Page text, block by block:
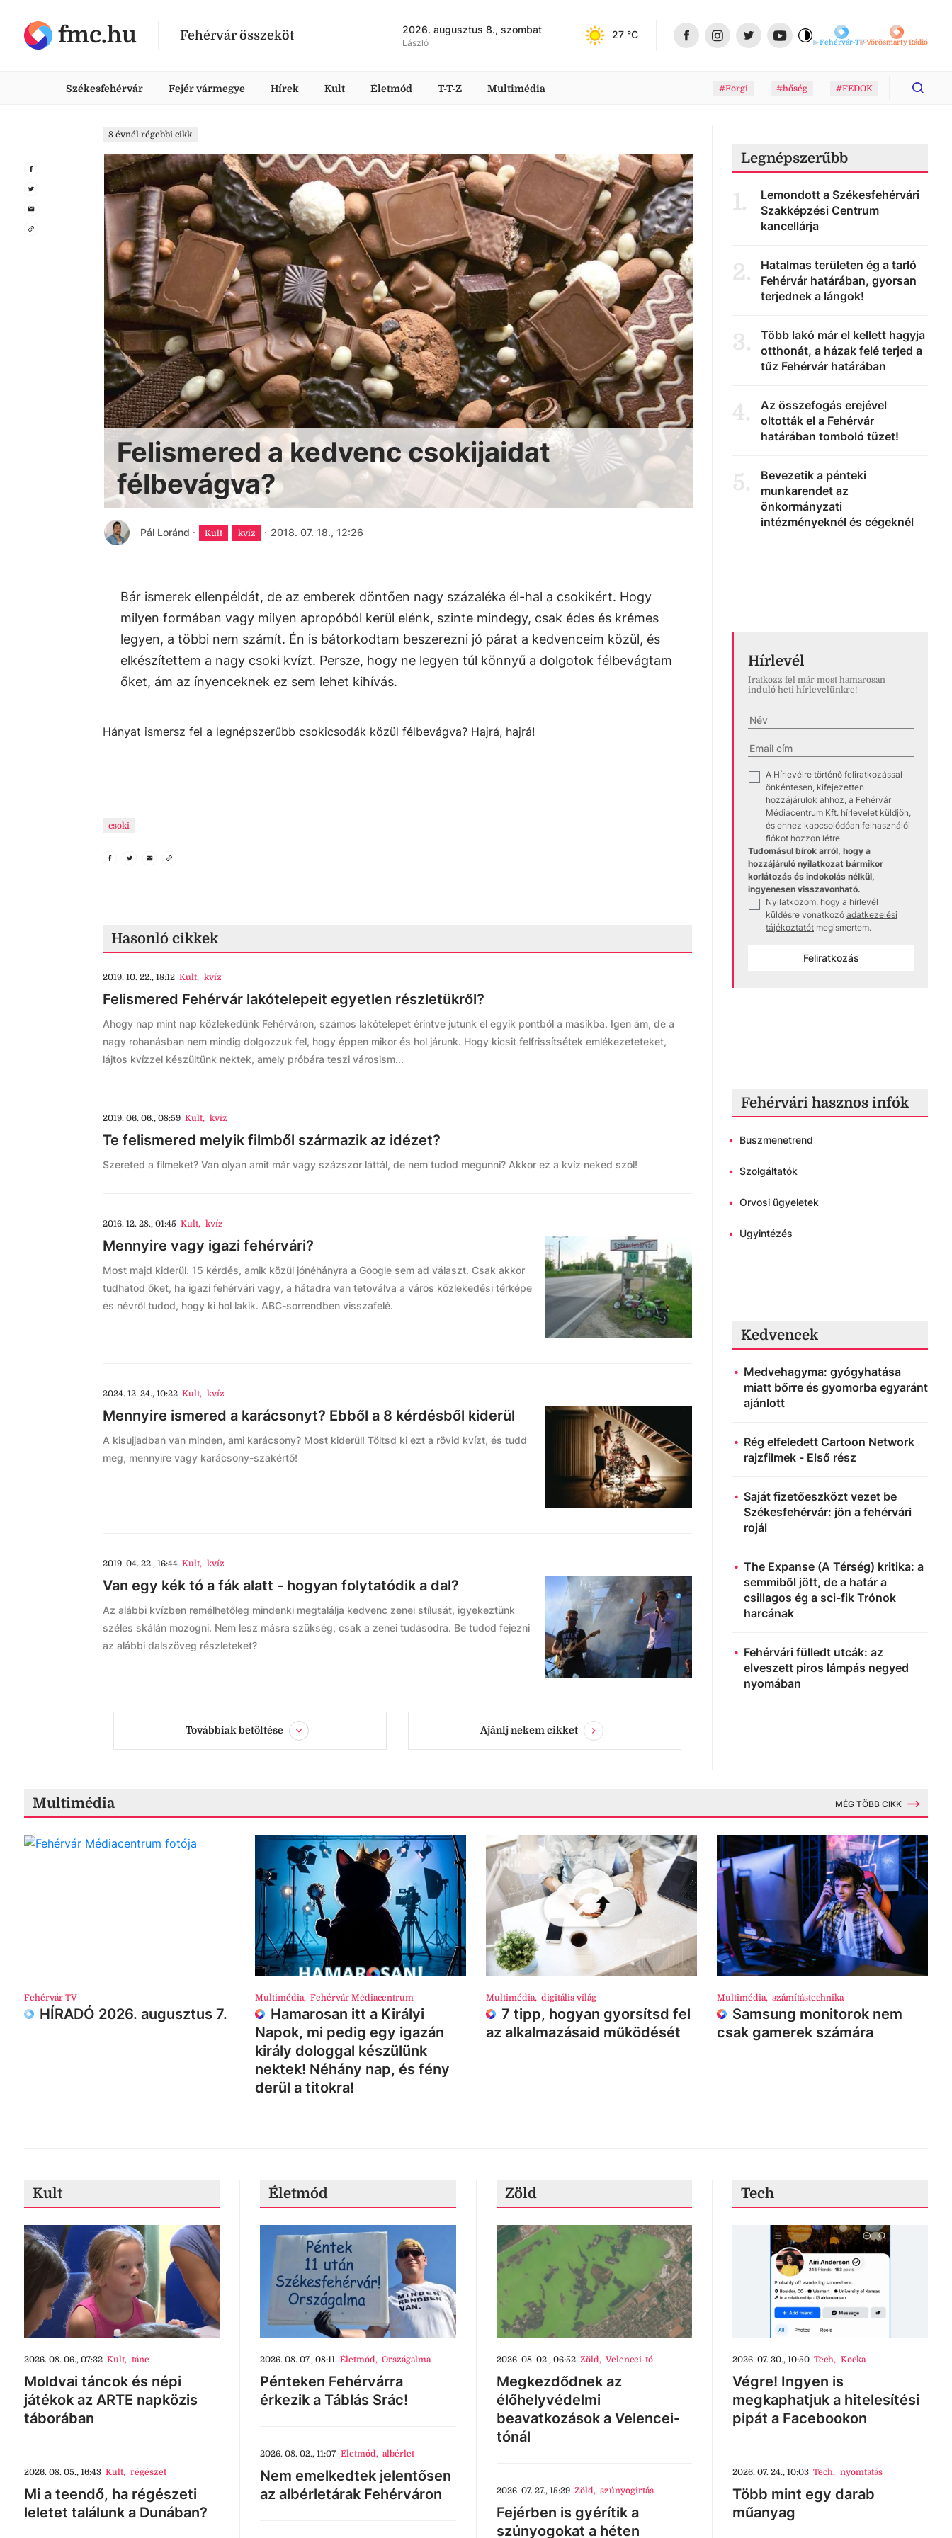
fmc.hu Fehérvár összeköt 2026. augusztus 8., szombat
László
27 °C
Fehérvár-TVVörösmarty Rádió
Székesfehérvár Fejér vármegye Hírek Kult Életmód T-T-Z Multimédia #Forgi #hőség #FEDOK
8 évnél régebbi cikk
Felismered a kedvenc csokijaidat
félbevágva?
Pál Loránd · Kult kvíz · 2018. 07. 18., 12:26
Bár ismerek ellenpéldát, de az emberek döntően nagy százaléka él-hal a csokikért. Hogy
milyen formában vagy milyen apropóból kerül elénk, szinte mindegy, csak édes és krémes
legyen, a többi nem számít. Én is bátorkodtam beszerezni jó párat a kedvenceim közül, és
elkészítettem a nagy csoki kvízt. Persze, hogy ne legyen túl könnyű a dolgotok félbevágtam
őket, ám az ínyenceknek ez sem lehet kihívás.
Hányat ismersz fel a legnépszerűbb csokicsodák közül félbevágva? Hajrá, hajrá!
csoki
Hasonló cikkek
2019. 10. 22., 18:12 Kult, kvíz
Felismered Fehérvár lakótelepeit egyetlen részletükről?
Ahogy nap mint nap közlekedünk Fehérváron, számos lakótelepet érintve jutunk el egyik pontból a másikba. Igen ám, de a
nagy rohanásban nem mindig dolgozzuk fel, hogy éppen mikor és hol járunk. Hogy kicsit felfrissítsétek emlékezeteteket,
lájtos kvízzel készültünk nektek, amely próbára teszi városism...
2019. 06. 06., 08:59 Kult, kvíz
Te felismered melyik filmből származik az idézet?
Szereted a filmeket? Van olyan amit már vagy százszor láttál, de nem tudod megunni? Akkor ez a kvíz neked szól!
2016. 12. 28., 01:45 Kult, kvíz
Mennyire vagy igazi fehérvári?
Most majd kiderül. 15 kérdés, amik közül jónéhányra a Google sem ad választ. Csak akkor
tudhatod őket, ha igazi fehérvári vagy, a hátadra van tetoválva a város közlekedési térképe
és névről tudod, hogy ki hol lakik. ABC-sorrendben visszafelé.
2024. 12. 24., 10:22 Kult, kvíz
Mennyire ismered a karácsonyt? Ebből a 8 kérdésből kiderül
A kisujjadban van minden, ami karácsony? Most kiderül! Töltsd ki ezt a rövid kvízt, és tudd
meg, mennyire vagy karácsony-szakértő!
2019. 04. 22., 16:44 Kult, kvíz
Van egy kék tó a fák alatt - hogyan folytatódik a dal?
Az alábbi kvízben remélhetőleg mindenki megtalálja kedvenc zenei stílusát, igyekeztünk
széles skálán mozogni. Nem lesz másra szükség, csak a zenei tudásodra. Be tudod fejezni
az alábbi dalszöveg részleteket?
Továbbiak betöltése Ajánlj nekem cikket
Legnépszerűbb
1.
Lemondott a Székesfehérvári
Szakképzési Centrum
kancellárja
2.
Hatalmas területen ég a tarló
Fehérvár határában, gyorsan
terjednek a lángok!
3.
Több lakó már el kellett hagyja
otthonát, a házak felé terjed a
tűz Fehérvár határában
4.
Az összefogás erejével
oltották el a Fehérvár
határában tomboló tüzet!
5.
Bevezetik a pénteki
munkarendet az
önkormányzati
intézményeknél és cégeknél
Hírlevél
Iratkozz fel már most hamarosan
induló heti hírlevelünkre!
✓
A Hírlevélre történő feliratkozással
önkéntesen, kifejezetten
hozzájárulok ahhoz, a Fehérvár
Médiacentrum Kft. hírlevelet küldjön,
és ehhez kapcsolódóan felhasználói
fiókot hozzon létre.
Tudomásul bírok arról, hogy a
hozzájáruló nyilatkozat bármikor
korlátozás és indokolás nélkül,
ingyenesen visszavonható.
✓
Nyilatkozom, hogy a hírlevél
küldésre vonatkozó adatkezelési
tájékoztatót megismertem.
Feliratkozás
Fehérvári hasznos infók
• Buszmenetrend
• Szolgáltatók
• Orvosi ügyeletek
• Ügyintézés
Kedvencek
Medvehagyma: gyógyhatása
miatt bőrre és gyomorba egyaránt
ajánlott
Rég elfeledett Cartoon Network
rajzfilmek - Első rész
Saját fizetőeszközt vezet be
Székesfehérvár: jön a fehérvári
rojál
The Expanse (A Térség) kritika: a
semmiből jött, de a határ a
csillagos ég a sci-fik Trónok
harcának
Fehérvári fülledt utcák: az
elveszett piros lámpás negyed
nyomában
Multimédia MÉG TÖBB CIKK
Fehérvár TV
HÍRADÓ 2026. augusztus 7.
Multimédia, Fehérvár Médiacentrum
Hamarosan itt a Királyi
Napok, mi pedig egy igazán
király dologgal készülünk
nektek! Néhány nap, és fény
derül a titokra!
Multimédia, digitális világ
7 tipp, hogyan gyorsítsd fel
az alkalmazásaid működését
Multimédia, számítástechnika
Samsung monitorok nem
csak gamerek számára
Kult
2026. 08. 06., 07:32 Kult, tánc
Moldvai táncok és népi
játékok az ARTE napközis
táborában
2026. 08. 05., 16:43 Kult, régészet
Mi a teendő, ha régészeti
leletet találunk a Dunában?
Életmód
2026. 08. 07., 08:11 Életmód, Országalma
Pénteken Fehérvárra
érkezik a Táblás Srác!
2026. 08. 02., 11:07 Életmód, albérlet
Nem emelkedtek jelentősen
az albérletárak Fehérváron
Zöld
2026. 08. 02., 06:52 Zöld, Velencei-tó
Megkezdődnek az
élőhelyvédelmi
beavatkozások a Velencei-
tónál
2026. 07. 27., 15:29 Zöld, szúnyogirtás
Fejérben is gyérítik a
szúnyogokat a héten
Tech
2026. 07. 30., 10:50 Tech, Kocka
Végre! Ingyen is
megkaphatjuk a hitelesítési
pipát a Facebookon
2026. 07. 24., 10:03 Tech, nyomtatás
Több mint egy darab
műanyag